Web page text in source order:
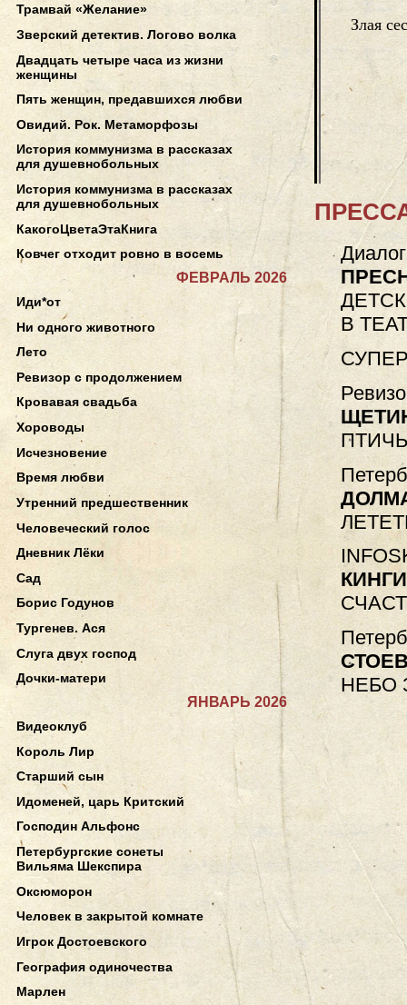
Злая
В
НЕБО
Трамвай «Желание»
Зверский детектив. Логово волка
Двадцать четыре часа из жизни
женщины
Пять женщин, предавшихся любви
Овидий. Рок. Метаморфозы
История коммунизма в рассказах
для душевнобольных
История коммунизма в рассказах
для душевнобольных
КакогоЦветаЭтаКнига
Ковчег отходит ровно в восемь
ФЕВРАЛЬ 2026
Иди*от
Ни одного животного
Лето
Ревизор с продолжением
Кровавая свадьба
Хороводы
Исчезновение
Время любви
Утренний предшественник
Человеческий голос
Дневник Лёки
Сад
Борис Годунов
Тургенев. Ася
Слуга двух господ
Дочки-матери
ЯНВАРЬ 2026
Видеоклуб
Король Лир
Старший сын
Идоменей, царь Критский
Господин Альфонс
Петербургские сонеты
Вильяма Шекспира
Оксюморон
Человек в закрытой комнате
Игрок Достоевского
География одиночества
Марлен